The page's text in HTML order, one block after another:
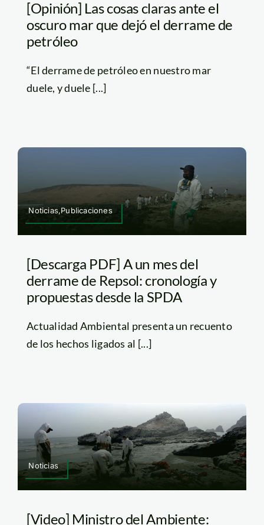
[Opinión] Las cosas claras ante el
oscuro mar que dejó el derrame de
petróleo
“El derrame de petróleo en nuestro mar
duele, y duele [...]
Noticias,Publicaciones
[Descarga PDF] A un mes del
derrame de Repsol: cronología y
propuestas desde la SPDA
Actualidad Ambiental presenta un recuento
de los hechos ligados al [...]
Noticias
[Video] Ministro del Ambiente: